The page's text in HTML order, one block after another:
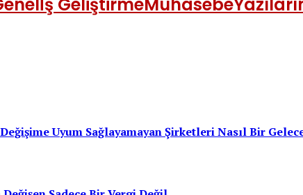
Uyum Sağlayamayan Şirketleri Nasıl Bir